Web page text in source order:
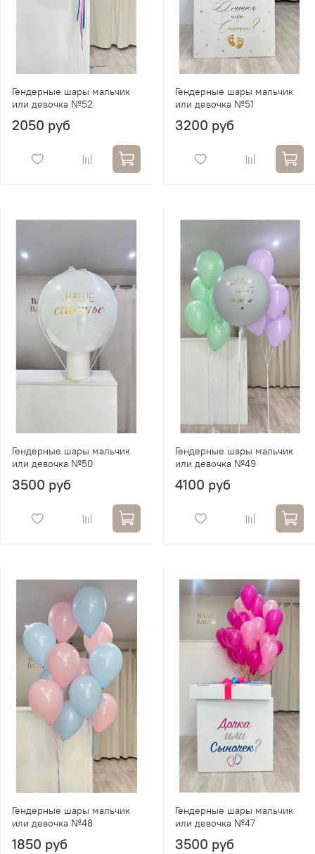
Гендерные шары мальчик
или девочка №52
2050 руб
Гендерные шары мальчик
или девочка №51
3200 руб
Гендерные шары мальчик
или девочка №50
3500 руб
Гендерные шары мальчик
или девочка №49
4100 руб
Гендерные шары мальчик
или девочка №48
1850 руб
Гендерные шары мальчик
или девочка №47
3500 руб